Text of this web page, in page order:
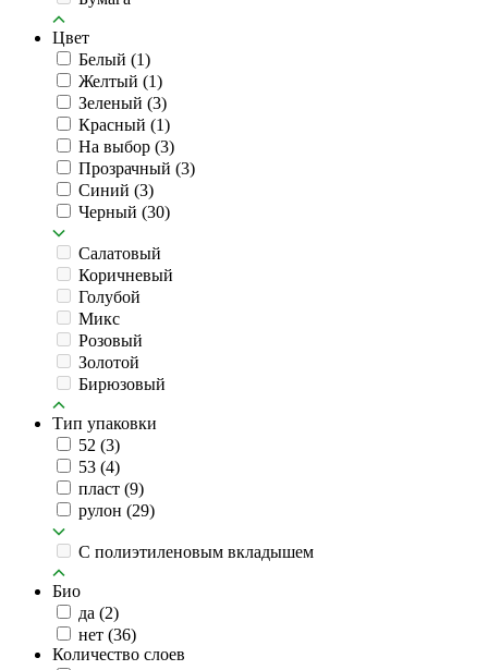
Цвет
Белый (1)
Желтый (1)
Зеленый (3)
Красный (1)
На выбор (3)
Прозрачный (3)
Синий (3)
Черный (30)
Салатовый
Коричневый
Голубой
Микс
Розовый
Золотой
Бирюзовый
Тип упаковки
52 (3)
53 (4)
пласт (9)
рулон (29)
C полиэтиленовым вкладышем
Био
да (2)
нет (36)
Количество слоев